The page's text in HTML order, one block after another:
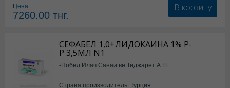
Цена
7260.00 тнг.
В корзину
СЕФАБЕЛ 1,0+ЛИДОКАИНА 1% Р-
Р 3,5МЛ N1
-Нобел Илач Санаи ве Тиджарет А.Ш.
Страна производитель: Турция